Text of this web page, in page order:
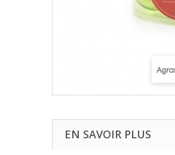
EN SAVOIR PLUS